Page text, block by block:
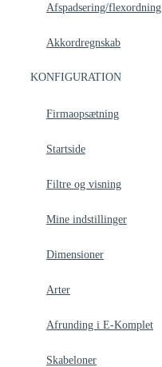
Afspadsering/flexordning
Akkordregnskab
KONFIGURATION
Firmaopsætning
Startside
Filtre og visning
Mine indstillinger
Dimensioner
Arter
Afrunding i E-Komplet
Skabeloner